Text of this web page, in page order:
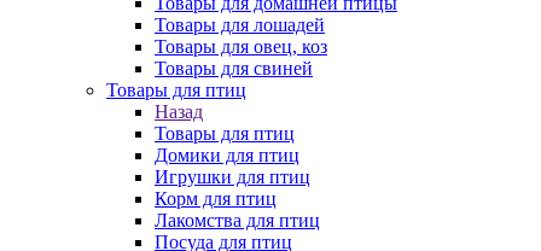
Товары для лошадей
Товары для овец, коз
Товары для свиней
Товары для птиц
Назад
Товары для птиц
Домики для птиц
Игрушки для птиц
Корм для птиц
Лакомства для птиц
Посуда для птиц